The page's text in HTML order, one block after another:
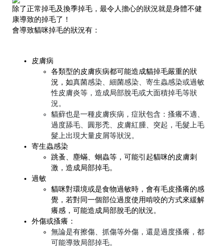
除了正常掉毛及換季掉毛，最令人擔心的狀況就是身體不健
康導致的掉毛了！
會導致貓咪掉毛的狀況有：
皮膚病
各類型的皮膚疾病都可能造成貓掉毛嚴重的狀
況，如真菌感染、細菌感染、寄生蟲感染或過敏
性皮膚炎等，造成局部脫毛或大面積掉毛等狀
況。
貓蘚也是一種皮膚疾病，症狀包含：搔癢不適、
過度舔毛、圓形禿、皮膚紅腫、突起，毛髮上毛
髮上出現大量皮屑等狀況。
寄生蟲感染
跳蚤、塵蟎、蛔蟲等，可能引起貓咪的皮膚刺
激，造成局部掉毛。
過敏
貓咪對環境或是食物過敏時，會有毛皮搔癢的感
覺，若對同一個部位過度使用啃咬的方式來緩解
癢感，可能造成局部脫毛的狀況。
外傷或搔癢：
無論是有擦傷、抓傷等外傷，還是過度搔癢，都
可能導致局部掉毛。